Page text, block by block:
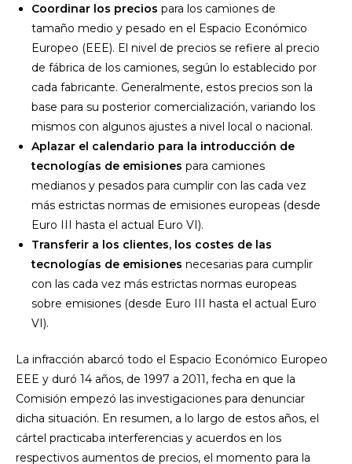
Coordinar los precios para los camiones de
tamaño medio y pesado en el Espacio Económico
Europeo (EEE). El nivel de precios se refiere al precio
de fábrica de los camiones, según lo establecido por
cada fabricante. Generalmente, estos precios son la
base para su posterior comercialización, variando los
mismos con algunos ajustes a nivel local o nacional.
Aplazar el calendario para la introducción de
tecnologías de emisiones para camiones
medianos y pesados para cumplir con las cada vez
más estrictas normas de emisiones europeas (desde
Euro III hasta el actual Euro VI).
Transferir a los clientes, los costes de las
tecnologías de emisiones necesarias para cumplir
con las cada vez más estrictas normas europeas
sobre emisiones (desde Euro III hasta el actual Euro
VI).
La infracción abarcó todo el Espacio Económico Europeo
EEE y duró 14 años, de 1997 a 2011, fecha en que la
Comisión empezó las investigaciones para denunciar
dicha situación. En resumen, a lo largo de estos años, el
cártel practicaba interferencias y acuerdos en los
respectivos aumentos de precios, el momento para la